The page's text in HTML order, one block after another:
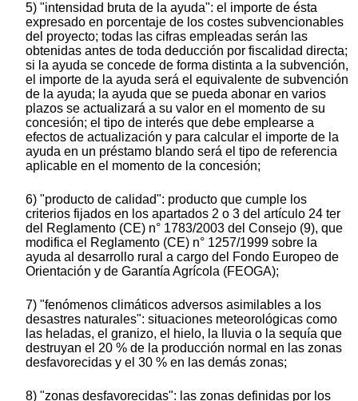
5) "intensidad bruta de la ayuda": el importe de ésta
expresado en porcentaje de los costes subvencionables
del proyecto; todas las cifras empleadas serán las
obtenidas antes de toda deducción por fiscalidad directa;
si la ayuda se concede de forma distinta a la subvención,
el importe de la ayuda será el equivalente de subvención
de la ayuda; la ayuda que se pueda abonar en varios
plazos se actualizará a su valor en el momento de su
concesión; el tipo de interés que debe emplearse a
efectos de actualización y para calcular el importe de la
ayuda en un préstamo blando será el tipo de referencia
aplicable en el momento de la concesión;
6) "producto de calidad": producto que cumple los
criterios fijados en los apartados 2 o 3 del artículo 24 ter
del Reglamento (CE) n° 1783/2003 del Consejo (9), que
modifica el Reglamento (CE) n° 1257/1999 sobre la
ayuda al desarrollo rural a cargo del Fondo Europeo de
Orientación y de Garantía Agrícola (FEOGA);
7) "fenómenos climáticos adversos asimilables a los
desastres naturales": situaciones meteorológicas como
las heladas, el granizo, el hielo, la lluvia o la sequía que
destruyan el 20 % de la producción normal en las zonas
desfavorecidas y el 30 % en las demás zonas;
8) "zonas desfavorecidas": las zonas definidas por los